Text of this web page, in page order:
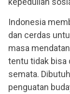
Indonesia
dan cerdas
masa
tentu tidak bisa
semata.
penguatan